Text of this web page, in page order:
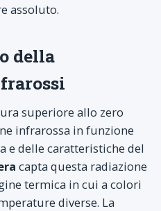
assoluto.
della
superiore allo zero
infrarossa in funzione
e delle caratteristiche del
capta questa radiazione
termica in cui a colori
diverse. La